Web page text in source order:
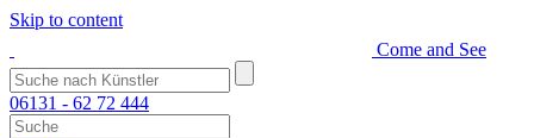
Skip to content
Come and See
06131 - 62 72 444